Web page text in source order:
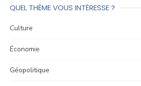
QUEL THÈME VOUS INTÉRESSE ?
Culture
Économie
Géopolitique